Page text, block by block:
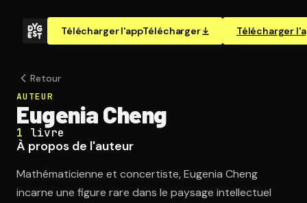
Télécharger l'appTélécharger Télécharger
Retour
AUTEUR
Eugenia Cheng
1 livre
À propos de l'auteur
Mathématicienne et concertiste, Eugenia Cheng
incarne une figure rare dans le paysage intellectuel